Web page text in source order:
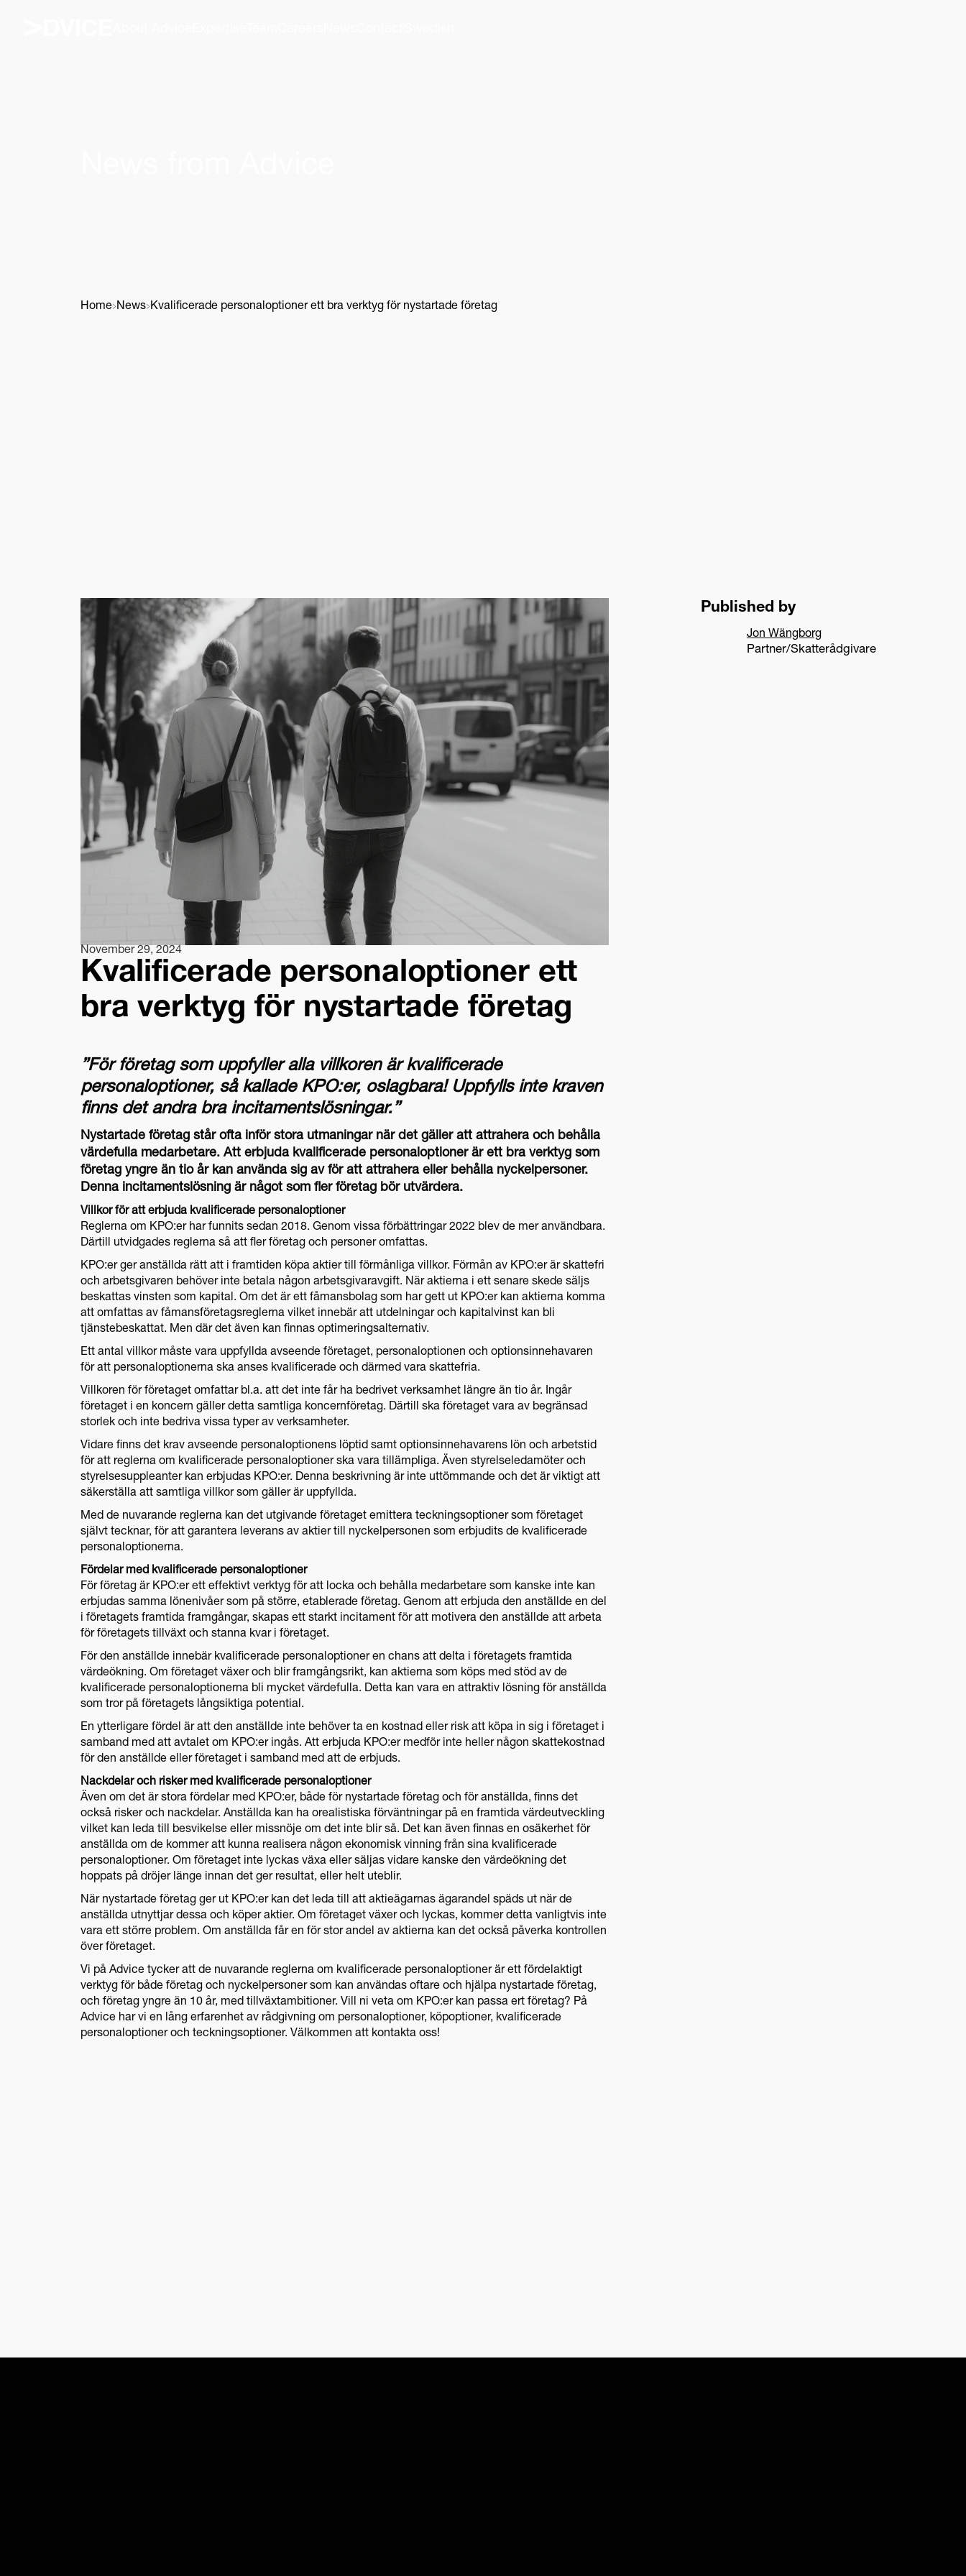
Home News Kvalificerade personaloptioner ett bra verktyg för nystartade företag
November 29, 2024
Kvalificerade personaloptioner ett
bra verktyg för nystartade företag
”För företag som uppfyller alla villkoren är kvalificerade
personaloptioner, så kallade KPO:er, oslagbara! Uppfylls inte kraven
finns det andra bra incitamentslösningar.”
Nystartade företag står ofta inför stora utmaningar när det gäller att attrahera och behålla
värdefulla medarbetare. Att erbjuda kvalificerade personaloptioner är ett bra verktyg som
företag yngre än tio år kan använda sig av för att attrahera eller behålla nyckelpersoner.
Denna incitamentslösning är något som fler företag bör utvärdera.
Villkor för att erbjuda kvalificerade personaloptioner
Reglerna om KPO:er har funnits sedan 2018. Genom vissa förbättringar 2022 blev de mer användbara.
Därtill utvidgades reglerna så att fler företag och personer omfattas.
KPO:er ger anställda rätt att i framtiden köpa aktier till förmånliga villkor. Förmån av KPO:er är skattefri
och arbetsgivaren behöver inte betala någon arbetsgivaravgift. När aktierna i ett senare skede säljs
beskattas vinsten som kapital. Om det är ett fåmansbolag som har gett ut KPO:er kan aktierna komma
att omfattas av fåmansföretagsreglerna vilket innebär att utdelningar och kapitalvinst kan bli
tjänstebeskattat. Men där det även kan finnas optimeringsalternativ.
Ett antal villkor måste vara uppfyllda avseende företaget, personaloptionen och optionsinnehavaren
för att personaloptionerna ska anses kvalificerade och därmed vara skattefria.
Villkoren för företaget omfattar bl.a. att det inte får ha bedrivet verksamhet längre än tio år. Ingår
företaget i en koncern gäller detta samtliga koncernföretag. Därtill ska företaget vara av begränsad
storlek och inte bedriva vissa typer av verksamheter.
Vidare finns det krav avseende personaloptionens löptid samt optionsinnehavarens lön och arbetstid
för att reglerna om kvalificerade personaloptioner ska vara tillämpliga. Även styrelseledamöter och
styrelsesuppleanter kan erbjudas KPO:er. Denna beskrivning är inte uttömmande och det är viktigt att
säkerställa att samtliga villkor som gäller är uppfyllda.
Med de nuvarande reglerna kan det utgivande företaget emittera teckningsoptioner som företaget
självt tecknar, för att garantera leverans av aktier till nyckelpersonen som erbjudits de kvalificerade
personaloptionerna.
Fördelar med kvalificerade personaloptioner
För företag är KPO:er ett effektivt verktyg för att locka och behålla medarbetare som kanske inte kan
erbjudas samma lönenivåer som på större, etablerade företag. Genom att erbjuda den anställde en del
i företagets framtida framgångar, skapas ett starkt incitament för att motivera den anställde att arbeta
för företagets tillväxt och stanna kvar i företaget.
För den anställde innebär kvalificerade personaloptioner en chans att delta i företagets framtida
värdeökning. Om företaget växer och blir framgångsrikt, kan aktierna som köps med stöd av de
kvalificerade personaloptionerna bli mycket värdefulla. Detta kan vara en attraktiv lösning för anställda
som tror på företagets långsiktiga potential.
En ytterligare fördel är att den anställde inte behöver ta en kostnad eller risk att köpa in sig i företaget i
samband med att avtalet om KPO:er ingås. Att erbjuda KPO:er medför inte heller någon skattekostnad
för den anställde eller företaget i samband med att de erbjuds.
Nackdelar och risker med kvalificerade personaloptioner
Även om det är stora fördelar med KPO:er, både för nystartade företag och för anställda, finns det
också risker och nackdelar. Anställda kan ha orealistiska förväntningar på en framtida värdeutveckling
vilket kan leda till besvikelse eller missnöje om det inte blir så. Det kan även finnas en osäkerhet för
anställda om de kommer att kunna realisera någon ekonomisk vinning från sina kvalificerade
personaloptioner. Om företaget inte lyckas växa eller säljas vidare kanske den värdeökning det
hoppats på dröjer länge innan det ger resultat, eller helt uteblir.
När nystartade företag ger ut KPO:er kan det leda till att aktieägarnas ägarandel späds ut när de
anställda utnyttjar dessa och köper aktier. Om företaget växer och lyckas, kommer detta vanligtvis inte
vara ett större problem. Om anställda får en för stor andel av aktierna kan det också påverka kontrollen
över företaget.
Vi på Advice tycker att de nuvarande reglerna om kvalificerade personaloptioner är ett fördelaktigt
verktyg för både företag och nyckelpersoner som kan användas oftare och hjälpa nystartade företag,
och företag yngre än 10 år, med tillväxtambitioner. Vill ni veta om KPO:er kan passa ert företag? På
Advice har vi en lång erfarenhet av rådgivning om personaloptioner, köpoptioner, kvalificerade
personaloptioner och teckningsoptioner. Välkommen att kontakta oss!
Published by
Jon Wängborg
Partner/Skatterådgivare